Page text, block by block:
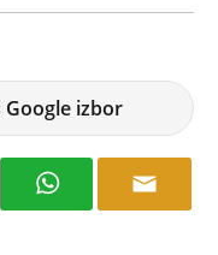
Google izbor